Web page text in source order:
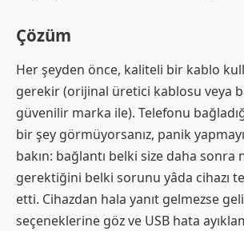
Çözüm
Her şeyden önce, kaliteli bir kablo
gerekir (orijinal üretici kablosu veya
güvenilir marka ile). Telefonu
bir şey görmüyorsanız, panik
bakın: bağlantı belki size daha sonra
gerektiğini belki sorunu yâda cihazı
etti. Cihazdan hala yanıt gelmezse
seçeneklerine göz ve USB hata